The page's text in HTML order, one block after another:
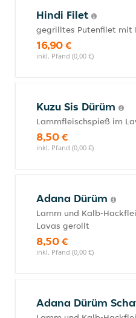
Hindi Filet
gegrilltes Putenfilet mit
16,90 €
inkl. Pfand (0,00 €)
Kuzu Sis Dürüm
Lammfleischspieß im
8,50 €
inkl. Pfand (0,00 €)
Adana Dürüm
Lamm und Kalb-
Lavas gerollt
8,50 €
inkl. Pfand (0,00 €)
Adana Dürüm